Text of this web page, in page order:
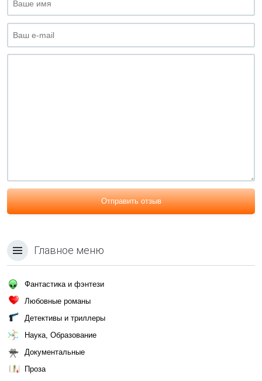
Отправить отзыв
Главное меню
Фантастика и фэнтези
Любовные романы
Детективы и триллеры
Наука, Образование
Документальные
Проза